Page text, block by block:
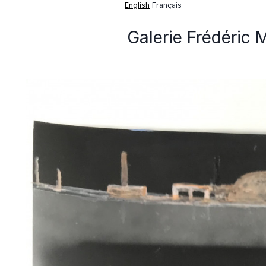
English Français
Galerie Frédéric